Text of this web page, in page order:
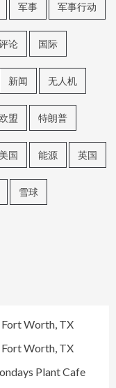
军事 军事行动
论 国际
新闻 无人机
欧盟 特朗普
美国 能源 英国
雪球
Worth, TX
Worth, TX
Plant Cafe